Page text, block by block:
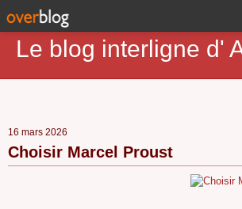
Le blog interligne d'
16 mars 2026
Choisir Marcel Proust